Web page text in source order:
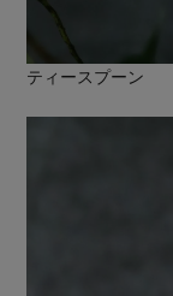
ティースプーン